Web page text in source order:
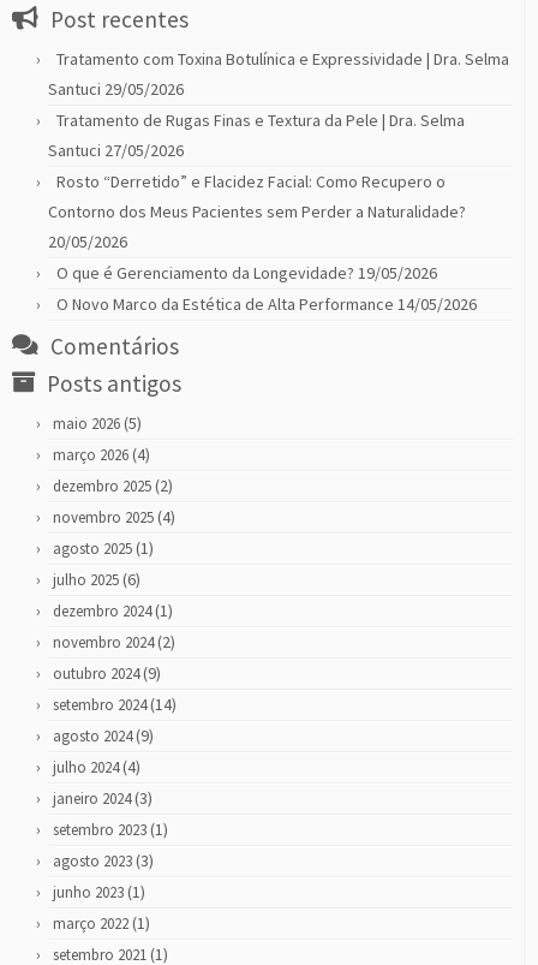
Post recentes
Tratamento com Toxina Botulínica e Expressividade | Dra. Selma
Santuci 29/05/2026
Tratamento de Rugas Finas e Textura da Pele | Dra. Selma
Santuci 27/05/2026
Rosto “Derretido” e Flacidez Facial: Como Recupero o
Contorno dos Meus Pacientes sem Perder a Naturalidade?
20/05/2026
O que é Gerenciamento da Longevidade? 19/05/2026
O Novo Marco da Estética de Alta Performance 14/05/2026
Comentários
Posts antigos
maio 2026(5)
março 2026(4)
dezembro 2025(2)
novembro 2025(4)
agosto 2025(1)
julho 2025(6)
dezembro 2024(1)
novembro 2024(2)
outubro 2024(9)
setembro 2024(14)
agosto 2024(9)
julho 2024(4)
janeiro 2024(3)
setembro 2023(1)
agosto 2023(3)
junho 2023(1)
março 2022(1)
setembro 2021(1)